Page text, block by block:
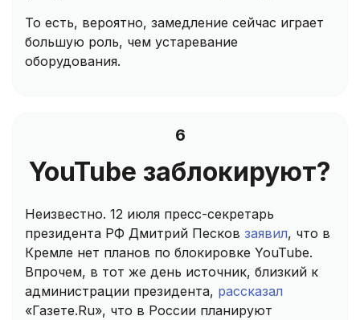
То есть, вероятно, замедление сейчас играет
большую роль, чем устаревание
оборудования.
6
YouTube заблокируют?
Неизвестно. 12 июля пресс-секретарь
президента РФ Дмитрий Песков заявил, что в
Кремле нет планов по блокировке YouTube.
Впрочем, в тот же день источник, близкий к
администрации президента, рассказал
«Газете.Ru», что в России планируют